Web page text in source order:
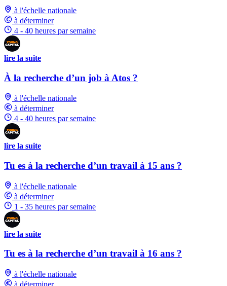
à l'échelle nationale
à déterminer
4 - 40 heures par semaine
lire la suite
À la recherche d’un job à Atos ?
à l'échelle nationale
à déterminer
4 - 40 heures par semaine
lire la suite
Tu es à la recherche d’un travail à 15 ans ?
à l'échelle nationale
à déterminer
1 - 35 heures par semaine
lire la suite
Tu es à la recherche d’un travail à 16 ans ?
à l'échelle nationale